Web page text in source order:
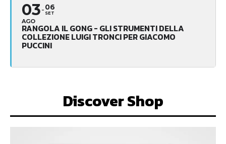
03
AGO
06
SET
RANGOLA IL GONG - GLI STRUMENTI DELLA
COLLEZIONE LUIGI TRONCI PER GIACOMO
PUCCINI
Discover Shop